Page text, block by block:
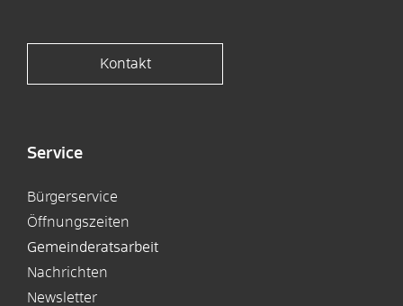
Kontakt
Service
Bürgerservice
Öffnungszeiten
Gemeinderatsarbeit
Nachrichten
Newsletter